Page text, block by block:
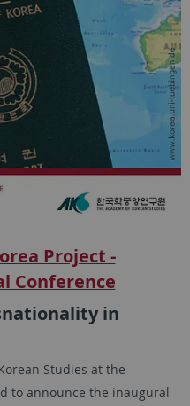
Project -
Conference
in
Studies at the
to announce the inaugural